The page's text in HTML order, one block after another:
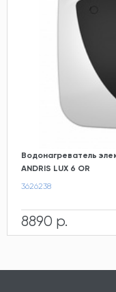
Водонагреватель
ANDRIS LUX 6 OR
3626238
8890 р.